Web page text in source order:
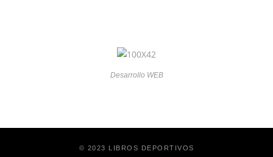
Desarrollo WEB
© 2023 LIBROS DEPORTIVOS